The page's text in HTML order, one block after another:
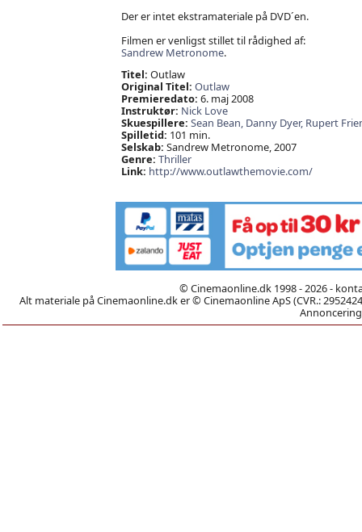
Der er intet ekstramateriale på DVD´en.
Filmen er venligst stillet til rådighed af:
Sandrew Metronome.
Titel: Outlaw
Original Titel: Outlaw
Premieredato: 6. maj 2008
Instruktør: Nick Love
Skuespillere: Sean Bean, Danny Dyer, Rupert
Spilletid: 101 min.
Selskab: Sandrew Metronome, 2007
Genre: Thriller
Link: http://www.outlawthemovie.com/
© Cinemaonline.dk 1998 - 2026 -
Alt materiale på Cinemaonline.dk er © Cinemaonline ApS (CVR.: